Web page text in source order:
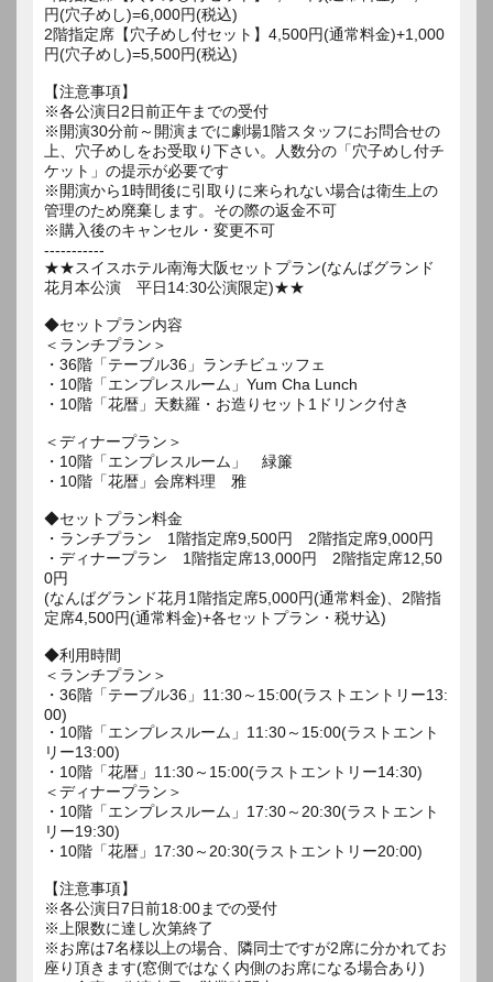
円(穴子めし)=6,000円(税込)
2階指定席【穴子めし付セット】4,500円(通常料金)+1,000
円(穴子めし)=5,500円(税込)
【注意事項】
※各公演日2日前正午までの受付
※開演30分前～開演までに劇場1階スタッフにお問合せの
上、穴子めしをお受取り下さい。人数分の「穴子めし付チ
ケット」の提示が必要です
※開演から1時間後に引取りに来られない場合は衛生上の
管理のため廃棄します。その際の返金不可
※購入後のキャンセル・変更不可
-----------
★★スイスホテル南海大阪セットプラン(なんばグランド
花月本公演 平日14:30公演限定)★★
◆セットプラン内容
＜ランチプラン＞
・36階「テーブル36」ランチビュッフェ
・10階「エンプレスルーム」Yum Cha Lunch
・10階「花暦」天麩羅・お造りセット1ドリンク付き
＜ディナープラン＞
・10階「エンプレスルーム」 緑簾
・10階「花暦」会席料理 雅
◆セットプラン料金
・ランチプラン 1階指定席9,500円 2階指定席9,000円
・ディナープラン 1階指定席13,000円 2階指定席12,50
0円
(なんばグランド花月1階指定席5,000円(通常料金)、2階指
定席4,500円(通常料金)+各セットプラン・税サ込)
◆利用時間
＜ランチプラン＞
・36階「テーブル36」11:30～15:00(ラストエントリー13:
00)
・10階「エンプレスルーム」11:30～15:00(ラストエント
リー13:00)
・10階「花暦」11:30～15:00(ラストエントリー14:30)
＜ディナープラン＞
・10階「エンプレスルーム」17:30～20:30(ラストエント
リー19:30)
・10階「花暦」17:30～20:30(ラストエントリー20:00)
【注意事項】
※各公演日7日前18:00までの受付
※上限数に達し次第終了
※お席は7名様以上の場合、隣同士ですが2席に分かれてお
座り頂きます(窓側ではなく内側のお席になる場合あり)